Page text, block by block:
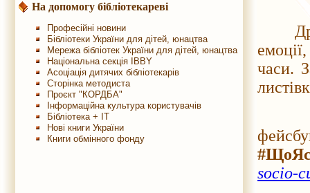
На допомогу бібліотекареві
Професійні новини
Бібліотеки України для дітей, юнацтва
Мережа бібліотек України для дітей, юнацтва
Національна секція IBBY
Асоціація дитячих бібліотекарів
Сторінка методиста
Проєкт "КОРДБА"
Інформаційна культура користувачів
Бібліотека + IT
Нові книги України
Книги обмінного фонду
часи.
socio-